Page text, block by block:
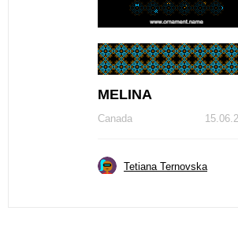
МЕLINA
Canada
Tetiana Ternovska